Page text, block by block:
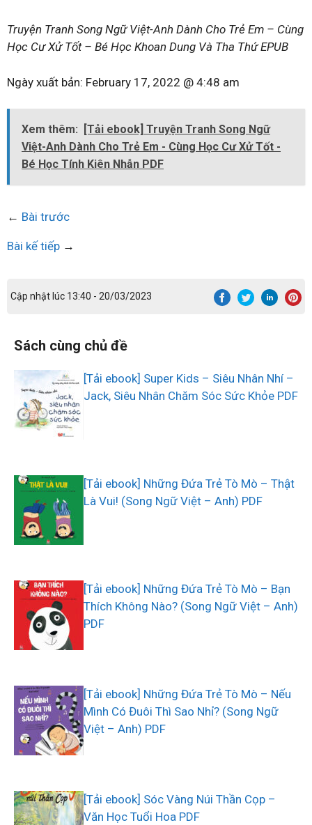
Truyện Tranh Song Ngữ Việt-Anh Dành Cho Trẻ Em – Cùng
Học Cư Xử Tốt – Bé Học Khoan Dung Và Tha Thứ EPUB
Ngày xuất bản: February 17, 2022 @ 4:48 am
Xem thêm:
[Tải ebook] Truyện Tranh Song Ngữ
Việt-Anh Dành Cho Trẻ Em - Cùng Học Cư Xử Tốt -
Bé Học Tính Kiên Nhẫn PDF
← Bài trước
Bài kế tiếp →
Cập nhật lúc 13:40 - 20/03/2023
Sách cùng chủ đề
[Tải ebook] Super Kids – Siêu Nhân Nhí –
Jack, Siêu Nhân Chăm Sóc Sức Khỏe PDF
[Tải ebook] Những Đứa Trẻ Tò Mò – Thật
Là Vui! (Song Ngữ Việt – Anh) PDF
[Tải ebook] Những Đứa Trẻ Tò Mò – Bạn
Thích Không Nào? (Song Ngữ Việt – Anh)
PDF
[Tải ebook] Những Đứa Trẻ Tò Mò – Nếu
Mình Có Đuôi Thì Sao Nhỉ? (Song Ngữ
Việt – Anh) PDF
[Tải ebook] Sóc Vàng Núi Thần Cọp –
Văn Học Tuổi Hoa PDF